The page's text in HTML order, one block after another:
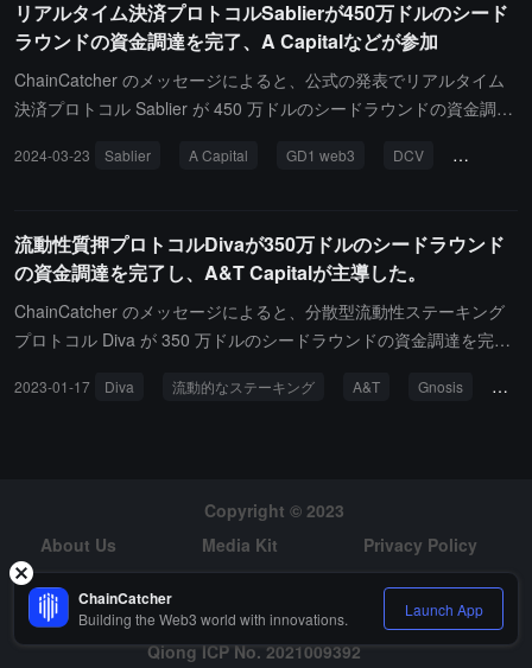
リアルタイム決済プロトコルSablierが450万ドルのシード
ラウンドの資金調達を完了、A Capitalなどが参加
ChainCatcher のメッセージによると、公式の発表でリアルタイム
決済プロトコル Sablier が 450 万ドルのシードラウンドの資金調達
Ventures、GD1 web3、Cyfrin、DCV、Founderheads、そして Dan
ターからの資金提供を受けたことも発表しましたが、具体的な金額
はまだ公開されていません。Sablier は主にオンチェーンのトーク
ン配布と資金流動性のソリューションを提供しており、これまでに
プロトコルを Optimism、Arbitrum、Avalanche ネットワークに展
2024-03-23 Sablier A Capital GD1 web3 DCV
流動性質押プロトコルDivaが350万ドルのシードラウンド
の資金調達を完了し、A&T Capitalが主導した。
ChainCatcher のメッセージによると、分散型流動性ステーキング
プロトコル Diva が 350 万ドルのシードラウンドの資金調達を完了
Blockdream Ventures、Metaweb、DCV Capital、Alphemy Capita
アントで、標準 API を介して既存のイーサリアムの実行およびコン
センサスクライアントに接続します。Diva は、ステーキング者が最
低限の制限なしに任意の量の ETH をステークできるようにし、ノ
ードを運営する必要もありません。また、1 ETH の参加者がノード
を構築することができます。」（出典リンク）
2023-01-17 Diva 流動的なステーキング A&T Gnosis
Copyright © 2023
About Us
Media Kit
Privacy Policy
Risk Warning
Hiring
Qiong ICP No. 2021009392
ChainCatcher
Building the Web3 world with innovations. Launch App